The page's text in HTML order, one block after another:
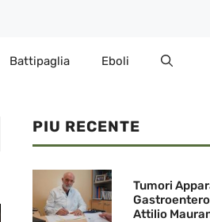
Battipaglia Eboli
PIU RECENTE
Tumori
Attilio